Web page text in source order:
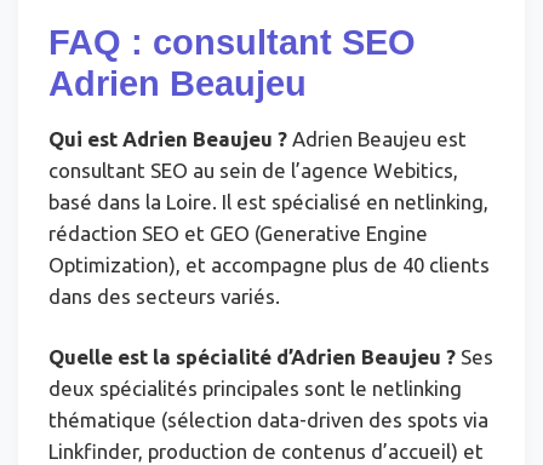
FAQ : consultant SEO
Adrien Beaujeu
Qui est Adrien Beaujeu ? Adrien Beaujeu est
consultant SEO au sein de l’agence Webitics,
basé dans la Loire. Il est spécialisé en netlinking,
rédaction SEO et GEO (Generative Engine
Optimization), et accompagne plus de 40 clients
dans des secteurs variés.
Quelle est la spécialité d’Adrien Beaujeu ? Ses
deux spécialités principales sont le netlinking
thématique (sélection data-driven des spots via
Linkfinder, production de contenus d’accueil) et